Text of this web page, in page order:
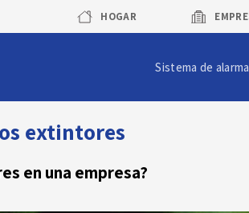
HOGAR
Sistema de
extintores
en una empresa?